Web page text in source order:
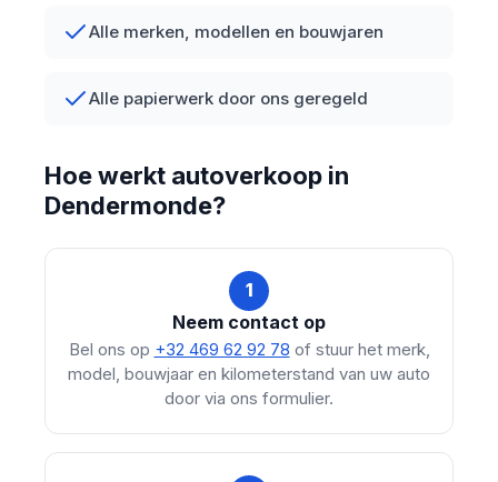
Alle merken, modellen en bouwjaren
Alle papierwerk door ons geregeld
Hoe werkt autoverkoop in
Dendermonde?
1
Neem contact op
Bel ons op +32 469 62 92 78 of stuur het merk,
model, bouwjaar en kilometerstand van uw auto
door via ons formulier.